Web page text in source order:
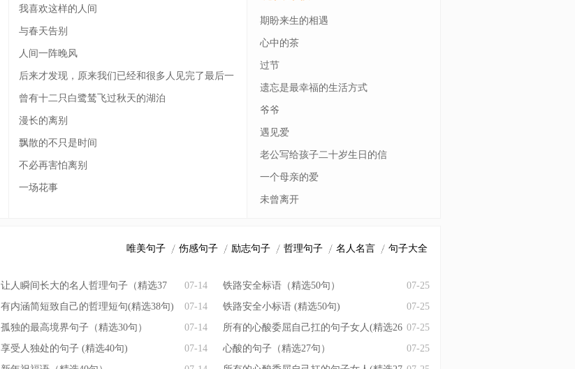
我喜欢这样的人间
与春天告别
人间一阵晚风
后来才发现，原来我们已经和很多人见完了最后一
面
曾有十二只白鹭鸶飞过秋天的湖泊
漫长的离别
飘散的不只是时间
不必再害怕离别
一场花事
期盼来生的相遇
心中的茶
过节
遗忘是最幸福的生活方式
爷爷
遇见爱
老公写给孩子二十岁生日的信
一个母亲的爱
未曾离开
唯美句子 伤感句子 励志句子 哲理句子 名人名言 句子大全
07-14
让人瞬间长大的名人哲理句子（精选37
句）
07-14
有内涵简短致自己的哲理短句(精选38句)
07-14
孤独的最高境界句子（精选30句）
07-14
享受人独处的句子 (精选40句)
07-25
铁路安全标语（精选50句）
07-25
铁路安全小标语 (精选50句)
07-25
所有的心酸委屈自己扛的句子女人(精选26
句)
07-25
心酸的句子（精选27句）